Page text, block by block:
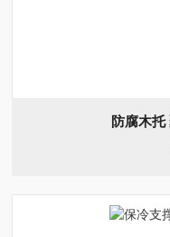
防腐木